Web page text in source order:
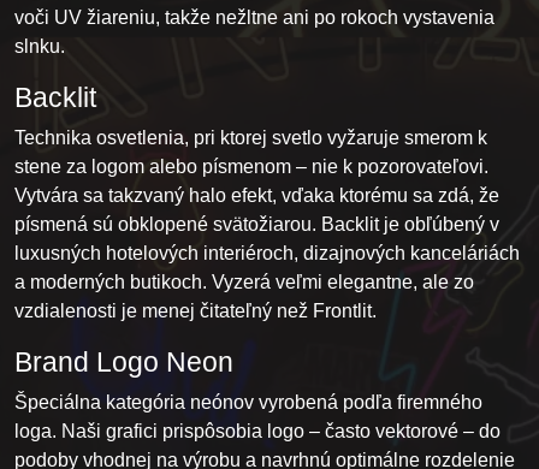
voči UV žiareniu, takže nežltne ani po rokoch vystavenia
slnku.
Backlit
Technika osvetlenia, pri ktorej svetlo vyžaruje smerom k
stene za logom alebo písmenom – nie k pozorovateľovi.
Vytvára sa takzvaný halo efekt, vďaka ktorému sa zdá, že
písmená sú obklopené svätožiarou. Backlit je obľúbený v
luxusných hotelových interiéroch, dizajnových kanceláriách
a moderných butikoch. Vyzerá veľmi elegantne, ale zo
vzdialenosti je menej čitateľný než Frontlit.
Brand Logo Neon
Špeciálna kategória neónov vyrobená podľa firemného
loga. Naši grafici prispôsobia logo – často vektorové – do
podoby vhodnej na výrobu a navrhnú optimálne rozdelenie